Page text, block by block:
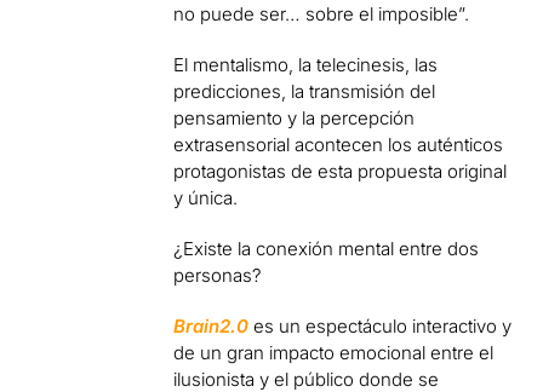
no puede ser… sobre el imposible”.
El mentalismo, la telecinesis, las
predicciones, la transmisión del
pensamiento y la percepción
extrasensorial acontecen los auténticos
protagonistas de esta propuesta original
y única.
¿Existe la conexión mental entre dos
personas?
Brain2.0 es un espectáculo interactivo y
de un gran impacto emocional entre el
ilusionista y el público donde se